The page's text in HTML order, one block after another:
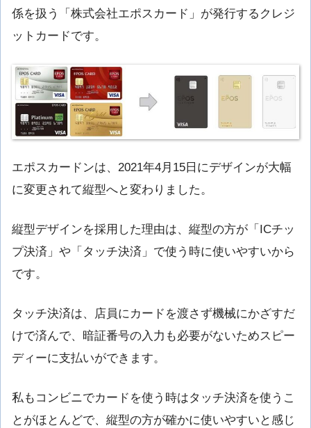
係を扱う「株式会社エポスカード」が発行するクレジ
ットカードです。
エポスカードンは、2021年4月15日にデザインが大幅
に変更されて縦型へと変わりました。
縦型デザインを採用した理由は、縦型の方が「ICチッ
プ決済」や「タッチ決済」で使う時に使いやすいから
です。
タッチ決済は、店員にカードを渡さず機械にかざすだ
けで済んで、暗証番号の入力も必要がないためスピー
ディーに支払いができます。
私もコンビニでカードを使う時はタッチ決済を使うこ
とがほとんどで、縦型の方が確かに使いやすいと感じ